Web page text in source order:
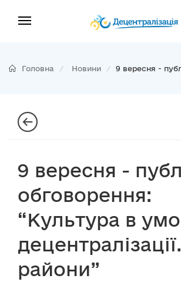
Головна Новини 9 вересня -
9 вересня -
обговорення:
“Культура в
райони”